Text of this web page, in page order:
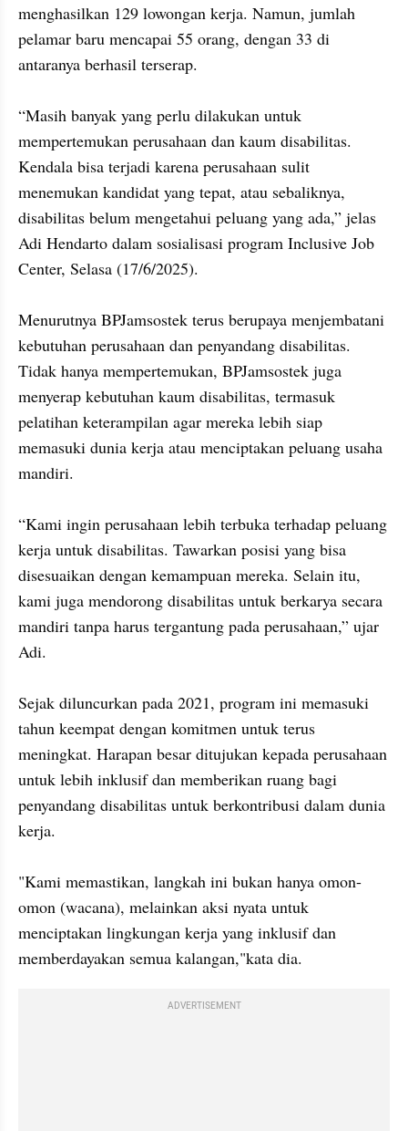
menghasilkan 129 lowongan kerja. Namun, jumlah
pelamar baru mencapai 55 orang, dengan 33 di
antaranya berhasil terserap.
“Masih banyak yang perlu dilakukan untuk
mempertemukan perusahaan dan kaum disabilitas.
Kendala bisa terjadi karena perusahaan sulit
menemukan kandidat yang tepat, atau sebaliknya,
disabilitas belum mengetahui peluang yang ada,” jelas
Adi Hendarto dalam sosialisasi program Inclusive Job
Center, Selasa (17/6/2025).
Menurutnya BPJamsostek terus berupaya menjembatani
kebutuhan perusahaan dan penyandang disabilitas.
Tidak hanya mempertemukan, BPJamsostek juga
menyerap kebutuhan kaum disabilitas, termasuk
pelatihan keterampilan agar mereka lebih siap
memasuki dunia kerja atau menciptakan peluang usaha
mandiri.
“Kami ingin perusahaan lebih terbuka terhadap peluang
kerja untuk disabilitas. Tawarkan posisi yang bisa
disesuaikan dengan kemampuan mereka. Selain itu,
kami juga mendorong disabilitas untuk berkarya secara
mandiri tanpa harus tergantung pada perusahaan,” ujar
Adi.
Sejak diluncurkan pada 2021, program ini memasuki
tahun keempat dengan komitmen untuk terus
meningkat. Harapan besar ditujukan kepada perusahaan
untuk lebih inklusif dan memberikan ruang bagi
penyandang disabilitas untuk berkontribusi dalam dunia
kerja.
"Kami memastikan, langkah ini bukan hanya omon-
omon (wacana), melainkan aksi nyata untuk
menciptakan lingkungan kerja yang inklusif dan
memberdayakan semua kalangan,"kata dia.
ADVERTISEMENT